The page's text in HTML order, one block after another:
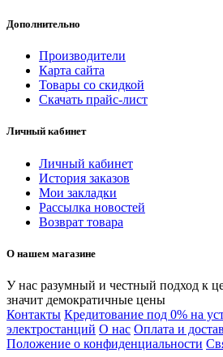
Дополнительно
Производители
Карта сайта
Товары со скидкой
Скачать прайс-лист
Личный кабинет
Личный кабинет
История заказов
Мои закладки
Рассылка новостей
Возврат товара
О нашем магазине
У нас разумный и честный подход к
значит демократичные цены
Контакты Кредитование под 0% на
электростанций О нас Оплата и
Положение о конфиденциальности